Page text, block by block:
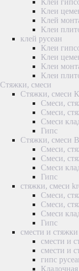
Клеи
Клей
Клеи
клей русеан
Клеи
Клеи
Клеи
Клеи
Стяжки, смеси
Стяжки, смеси
Смеси,
Смеси,
Смеси
Гипс
Стяжки, смеси
Смеси,
Смеси,
Смеси
Гипс
стяжки, смеси
Смеси,
Смеси,
Смеси
Гипс
смести и стяжки
смести и
смести и
гипс